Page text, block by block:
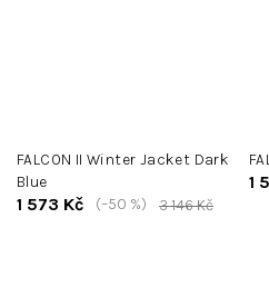
FALCON II Winter Jacket Dark
Blue
1 573 Kč 3 146 Kč
(–50 %)
1